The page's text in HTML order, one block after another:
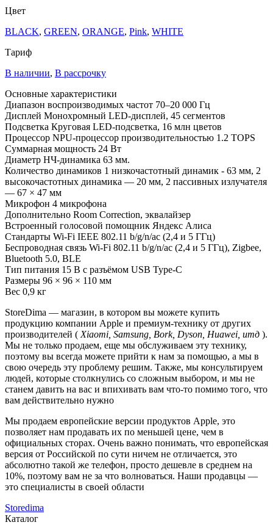
Цвет
BLACK, GREEN, ORANGE, Pink, WHITE
Тариф
В наличии, В рассрочку
Основные характеристики
Диапазон воспроизводимых частот 70–20 000 Гц
Дисплей Монохромный LED-дисплей, 45 сегментов
Подсветка Круговая LED-подсветка, 16 млн цветов
Процессор NPU-процессор производительностью 1.2 TOPS
Суммарная мощность 24 Вт
Диаметр НЧ-динамика 63 мм.
Количество динамиков 1 низкочастотный динамик - 63 мм, 2
высокочастотных динамика — 20 мм, 2 пассивных излучателя
— 67 × 47 мм
Микрофон 4 микрофона
Дополнительно Room Correction, эквалайзер
Встроенный голосовой помощник Яндекс Алиса
Стандарты Wi-Fi IEEE 802.11 b/g/n/ac (2,4 и 5 ГГц)
Беспроводная связь Wi-Fi 802.11 b/g/n/ac (2,4 и 5 ГГц), Zigbee,
Bluetooth 5.0, BLE
Тип питания 15 В с разъёмом USB Type-C
Размеры 96 × 96 × 110 мм
Вес 0,9 кг
StoreDima — магазин, в котором вы можете купить
продукцию компании Apple и премиум-технику от других
производителей ( Xiaomi, Samsung, Bork, Dyson, Huawei, итд ).
Мы не только продаем, еще мы обслуживаем эту технику,
поэтому вы всегда можете прийти к нам за помощью, а мы в
свою очередь эту проблему решим. Также, мы консультируем
людей, которые столкнулись со сложным выбором, и мы не
станем давить на вас и впихивать вам что-то помимо того, что
вам действительно нужно
Мы продаем европейские версии продуктов Apple, это
позволяет нам продавать их по меньшей цене, чем в
официальных сторах. Очень важно понимать, что европейская
версия от Российской по сути ничем не отличается, это
абсолютно такой же телефон, просто дешевле в среднем на
10%, поэтому вам не за что волноваться. Наши продавцы —
это специалисты в своей области
Storedima
Каталог